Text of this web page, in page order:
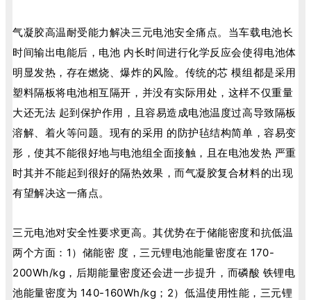
气凝胶高温耐受能力解决三元电池安全痛点。当车载电池长
时间输出电能后，电池 内长时间进行化学反应会使得电池体
明显发热，存在燃烧、爆炸的风险。传统的芯 模组都是采用
塑料隔板将电池相互隔开，并没有实际用处，这样不仅重量
大还无法 起到保护作用，且容易造成电池温度过高导致隔板
溶解、着火等问题。现有的采用 的防护毡结构简单，容易变
形，使其不能很好地与电池组全面接触，且在电池发热 严重
时其并不能起到很好的隔热效果，而气凝胶复合材料的出现
有望解决这一痛点。
三元电池对安全性要求更高。其优势在于储能密度和抗低温
两个方面：1）储能密 度，三元锂电池能量密度在 170-
200Wh/kg，后期能量密度还会进一步提升，而磷酸 铁锂电
池能量密度为 140-160Wh/kg；2）低温使用性能，三元锂